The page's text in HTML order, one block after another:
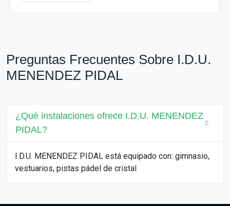
Preguntas Frecuentes Sobre I.D.U.
MENENDEZ PIDAL
¿Qué instalaciones ofrece I.D.U. MENENDEZ
PIDAL?
I.D.U. MENENDEZ PIDAL está equipado con: gimnasio,
vestuarios, pistas pádel de cristal